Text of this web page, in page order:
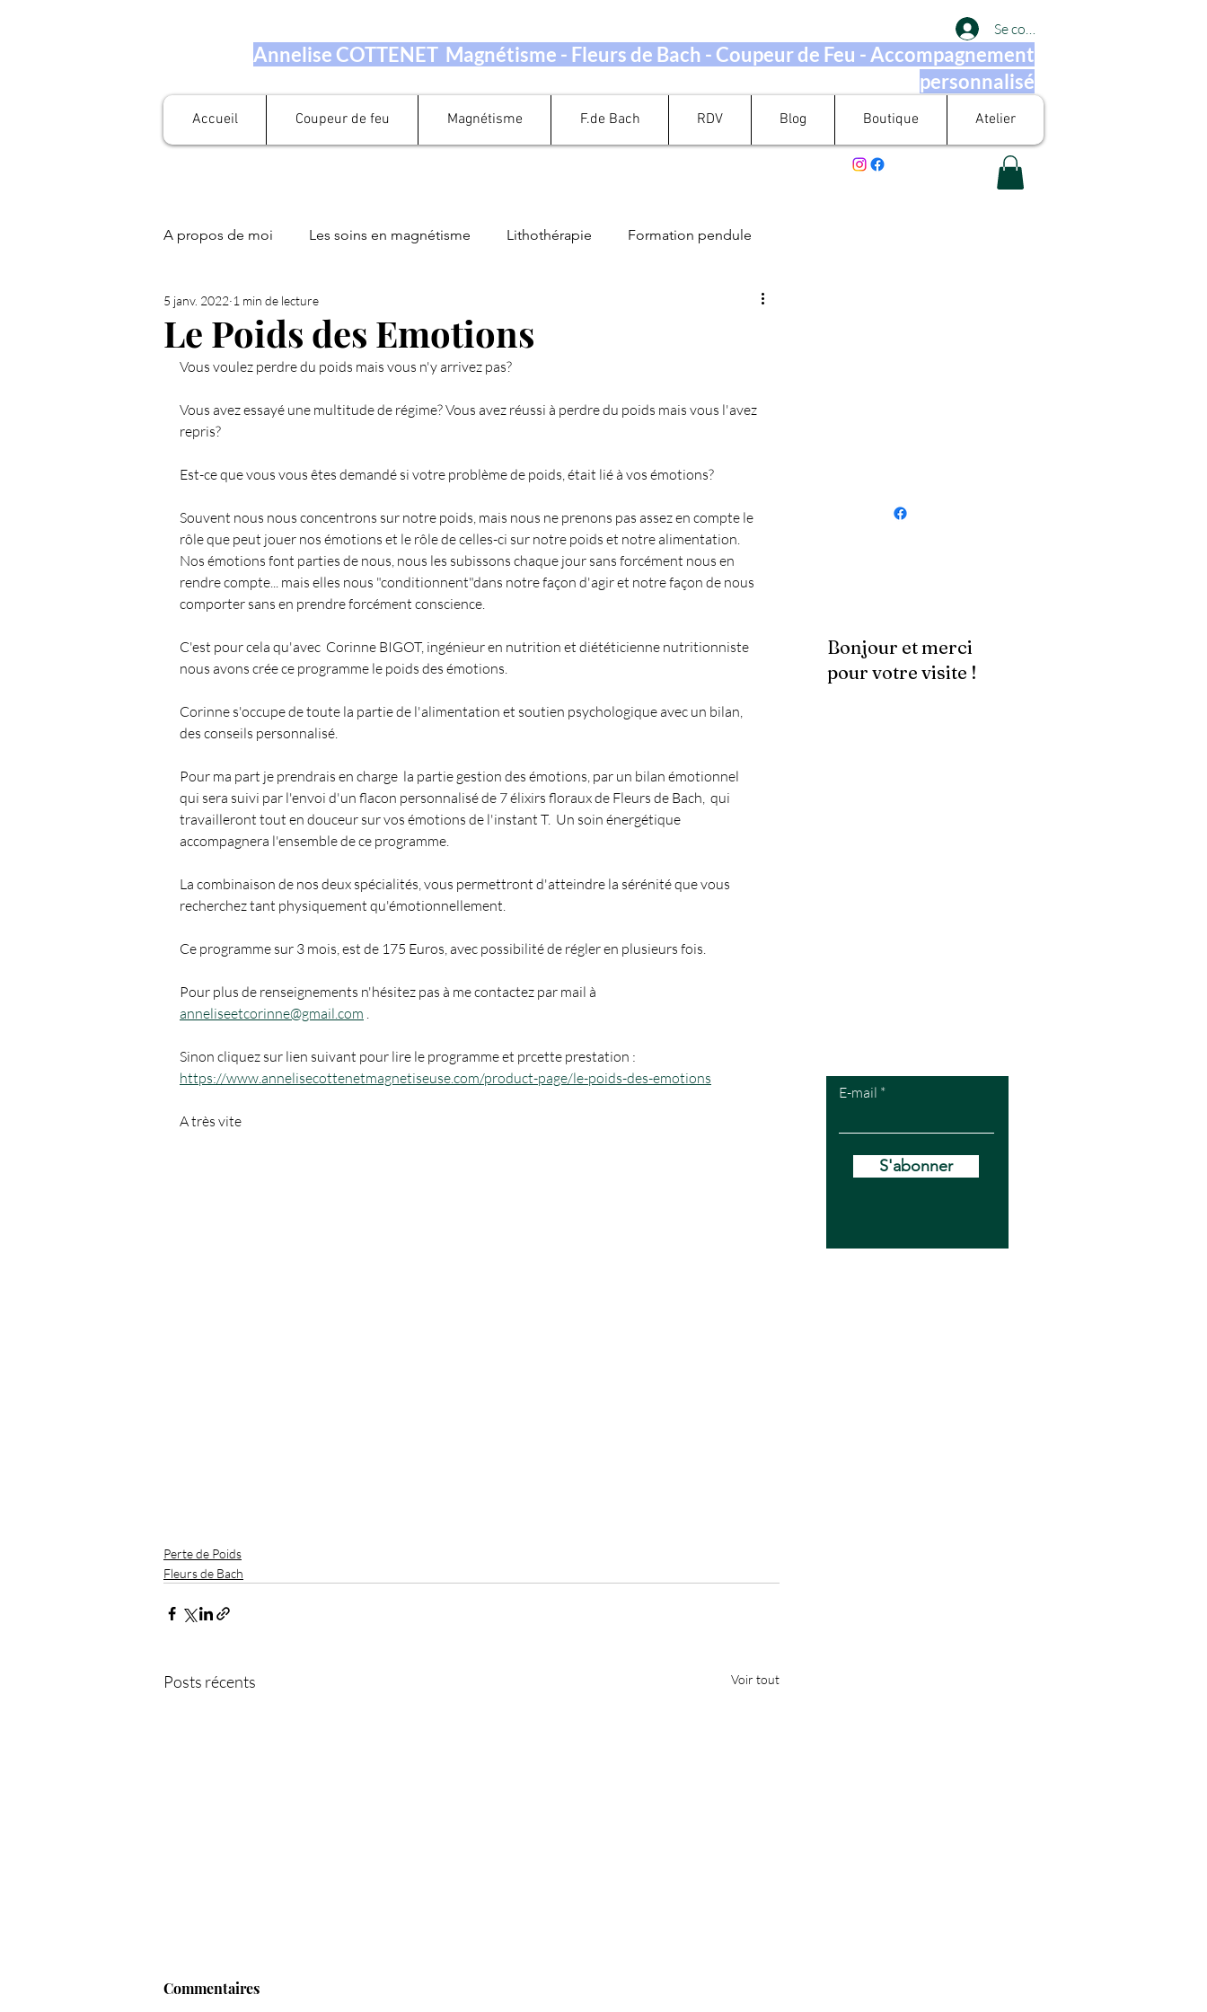
Se connecter
Annelise COTTENET Magnétisme - Fleurs de Bach - Coupeur de Feu - Accompagnement
personnalisé
Accueil Coupeur de feu Magnétisme F.de Bach RDV Blog Boutique Atelier
A propos de moi Les soins en magnétisme Lithothérapie Formation pendule
Prestation en numérologie
Fleurs de Bach Soin Libération Energétique
Anges et Archanges Défi 50 jours pour se connaître Energie du mois
L'intuition Coupeur de feu Sommeil & Énergie Sommeil & Fatigue
Émotions & Fleurs de Bach Magnétisme & Énergie
Le Poids des Emotions
5 janv. 2022 1 min de lecture
Vous voulez perdre du poids mais vous n'y arrivez pas?
Vous avez essayé une multitude de régime? Vous avez réussi à perdre du poids mais vous l'avez
repris?
Est-ce que vous vous êtes demandé si votre problème de poids, était lié à vos émotions?
Souvent nous nous concentrons sur notre poids, mais nous ne prenons pas assez en compte le
rôle que peut jouer nos émotions et le rôle de celles-ci sur notre poids et notre alimentation.
Nos émotions font parties de nous, nous les subissons chaque jour sans forcément nous en
rendre compte... mais elles nous "conditionnent"dans notre façon d'agir et notre façon de nous
comporter sans en prendre forcément conscience.
C'est pour cela qu'avec  Corinne BIGOT, ingénieur en nutrition et diététicienne nutritionniste
nous avons crée ce programme le poids des émotions.
Corinne s'occupe de toute la partie de l'alimentation et soutien psychologique avec un bilan,
des conseils personnalisé.
Pour ma part je prendrais en charge  la partie gestion des émotions, par un bilan émotionnel
qui sera suivi par l'envoi d'un flacon personnalisé de 7 élixirs floraux de Fleurs de Bach,  qui
travailleront tout en douceur sur vos émotions de l'instant T.  Un soin énergétique
accompagnera l'ensemble de ce programme.
La combinaison de nos deux spécialités, vous permettront d'atteindre la sérénité que vous
recherchez tant physiquement qu'émotionnellement.
Ce programme sur 3 mois, est de 175 Euros, avec possibilité de régler en plusieurs fois.
Pour plus de renseignements n'hésitez pas à me contactez par mail à
anneliseetcorinne@gmail.com .
Sinon cliquez sur lien suivant pour lire le programme et prcette prestation :
https://www.annelisecottenetmagnetiseuse.com/product-page/le-poids-des-emotions
A très vite
Perte de Poids
Fleurs de Bach
Posts récents Voir tout
Commentaires
Bonjour et merci
pour votre visite !
E-mail
S'abonner